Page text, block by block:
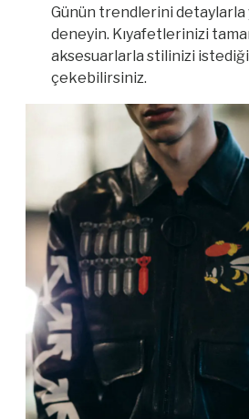
Günün trendlerini detaylarla
deneyin. Kıyafetlerinizi
aksesuarlarla stilinizi
çekebilirsiniz.